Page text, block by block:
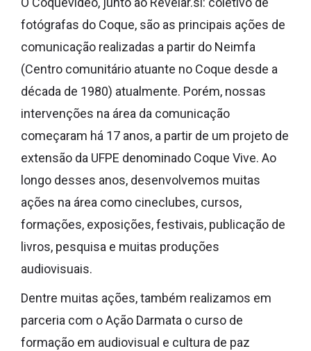
fotógrafas do Coque, são as principais ações de
comunicação realizadas a partir do Neimfa
(Centro comunitário atuante no Coque desde a
década de 1980) atualmente. Porém, nossas
intervenções na área da comunicação
começaram há 17 anos, a partir de um projeto de
extensão da UFPE denominado Coque Vive. Ao
longo desses anos, desenvolvemos muitas
ações na área como cineclubes, cursos,
formações, exposições, festivais, publicação de
livros, pesquisa e muitas produções
audiovisuais.
Dentre muitas ações, também realizamos em
parceria com o Ação Darmata o curso de
formação em audiovisual e cultura de paz